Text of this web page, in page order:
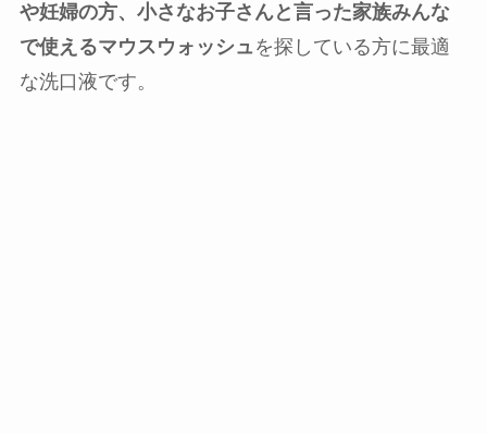
や妊婦の方、小さなお子さんと言った家族みんな
で使えるマウスウォッシュ を探している方に最適
な洗口液です。